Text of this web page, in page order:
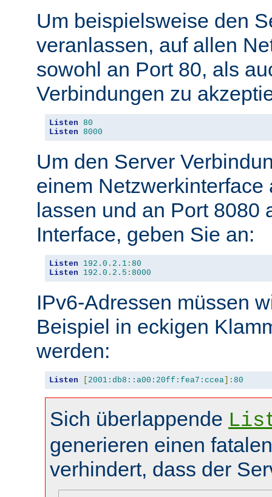
Um beispielsweise den
veranlassen, auf allen
sowohl an Port 80, als
Verbindungen zu
Listen 80
Listen 8000
Um den Server
einem Netzwerkinterface
lassen und an Port 8080
Interface, geben Sie an:
Listen 192.0 . 2.1 : 80
Listen
192.0 . 2.5 : 8000
IPv6-Adressen müssen
Beispiel in eckigen
werden:
Listen [ 2001:db8::a00:20ff:fea7:ccea]: 80
Sich überlappende
generieren einen
verhindert, dass der